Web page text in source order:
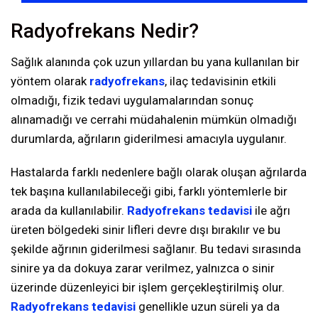
Radyofrekans Nedir?
Sağlık alanında çok uzun yıllardan bu yana kullanılan bir
yöntem olarak radyofrekans, ilaç tedavisinin etkili
olmadığı, fizik tedavi uygulamalarından sonuç
alınamadığı ve cerrahi müdahalenin mümkün olmadığı
durumlarda, ağrıların giderilmesi amacıyla uygulanır.
Hastalarda farklı nedenlere bağlı olarak oluşan ağrılarda
tek başına kullanılabileceği gibi, farklı yöntemlerle bir
arada da kullanılabilir. Radyofrekans tedavisi ile ağrı
üreten bölgedeki sinir lifleri devre dışı bırakılır ve bu
şekilde ağrının giderilmesi sağlanır. Bu tedavi sırasında
sinire ya da dokuya zarar verilmez, yalnızca o sinir
üzerinde düzenleyici bir işlem gerçekleştirilmiş olur.
Radyofrekans tedavisi genellikle uzun süreli ya da